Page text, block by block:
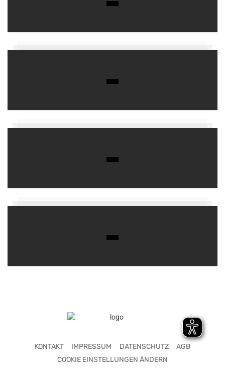
KONTAKT IMPRESSUM DATENSCHUTZ
AGB
COOKIE EINSTELLUNGEN ÄNDERN